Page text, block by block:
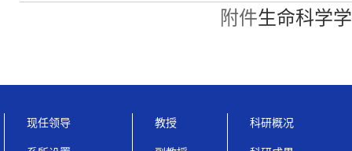
附件生命科学
现任领导 教授 科研概况